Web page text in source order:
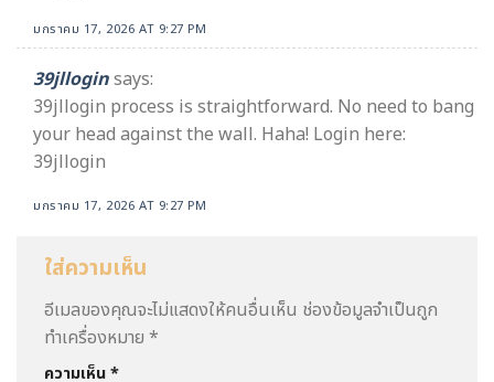
มกราคม 17, 2026 AT 9:27 PM
39jlloginsays:
39jllogin process is straightforward. No need to bang
your head against the wall. Haha! Login here:
39jllogin
มกราคม 17, 2026 AT 9:27 PM
ใส่ความเห็น
อีเมลของคุณจะไม่แสดงให้คนอื่นเห็น ช่องข้อมูลจำเป็นถูก
ทำเครื่องหมาย *
ความเห็น*